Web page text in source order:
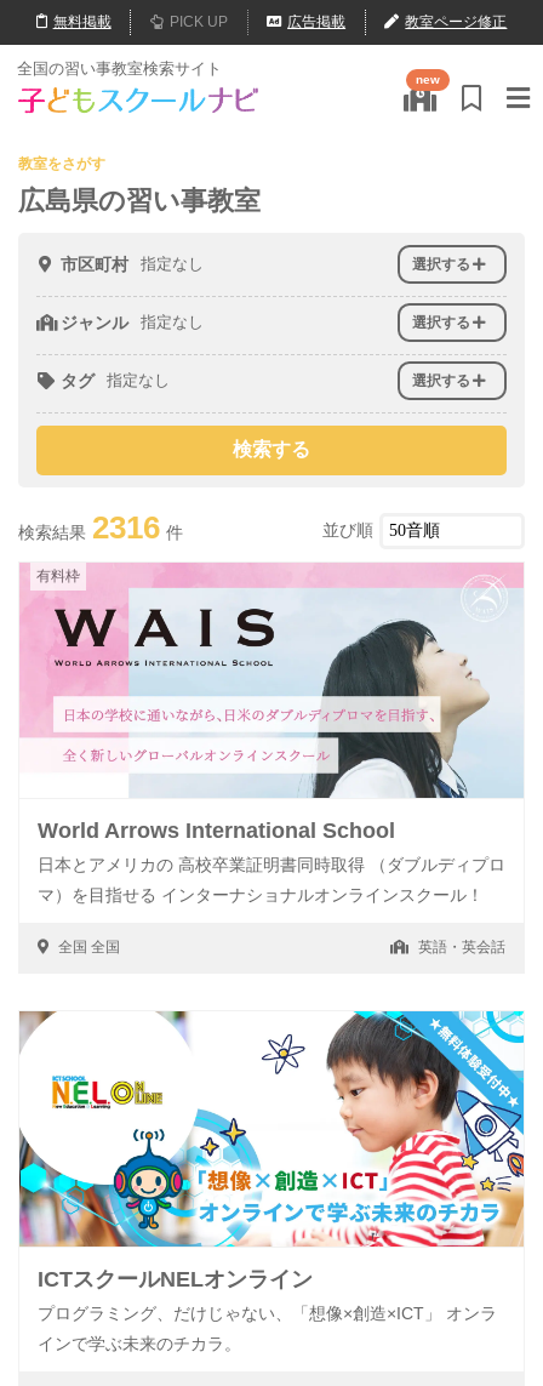
無料掲載 PICK UP 広告掲載 教室ページ修正
全国の習い事教室検索サイト
new
教室をさがす
広島県の習い事教室
市区町村 指定なし 選択する
ジャンル 指定なし 選択する
タグ 指定なし 選択する
検索結果 2316 件 並び順
有料枠
World Arrows International School
日本とアメリカの 高校卒業証明書同時取得 （ダブルディプロ
マ）を目指せる インターナショナルオンラインスクール！
全国 全国 英語・英会話
ICTスクールNELオンライン
プログラミング、だけじゃない、「想像×創造×ICT」 オンラ
インで学ぶ未来のチカラ。